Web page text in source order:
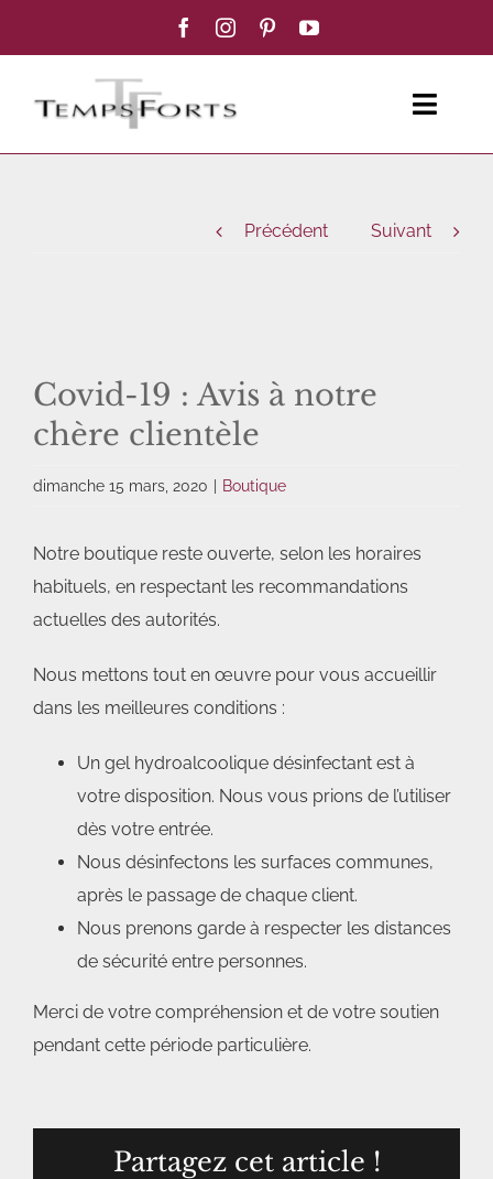
BLOG MODE
CONTACT
Précédent Suivant
Covid-19 : Avis à notre
chère clientèle
dimanche 15 mars, 2020 Boutique
Notre boutique reste ouverte, selon les horaires
habituels, en respectant les recommandations
actuelles des autorités.
Nous mettons tout en œuvre pour vous accueillir
dans les meilleures conditions :
Un gel hydroalcoolique désinfectant est à
votre disposition. Nous vous prions de l’utiliser
dès votre entrée.
Nous désinfectons les surfaces communes,
après le passage de chaque client.
Nous prenons garde à respecter les distances
de sécurité entre personnes.
Merci de votre compréhension et de votre soutien
pendant cette période particulière.
Partagez cet article !